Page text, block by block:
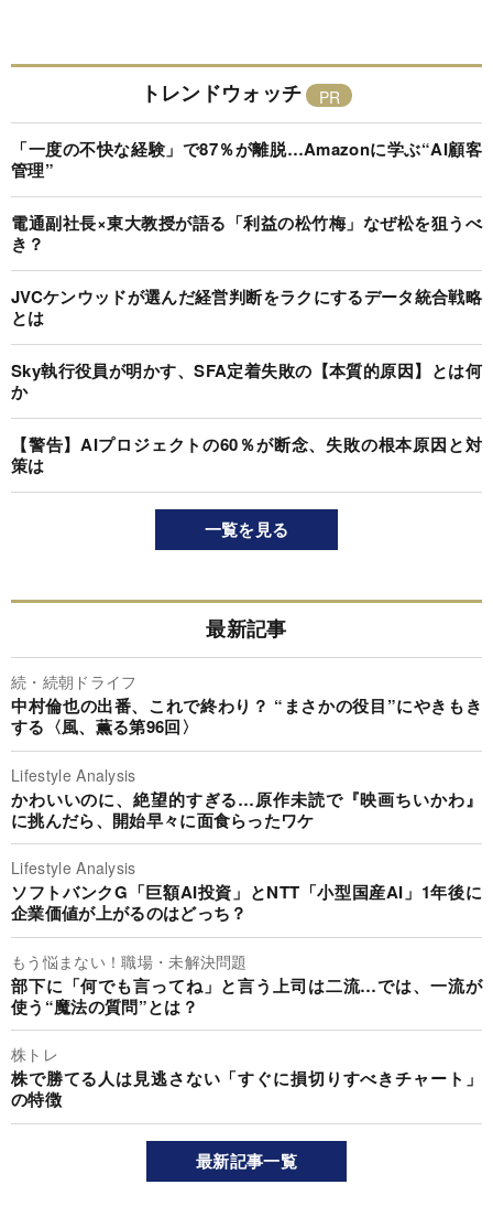
トレンドウォッチ
「一度の不快な経験」で87％が離脱…Amazonに学ぶ“AI顧客
管理”
電通副社長×東大教授が語る「利益の松竹梅」なぜ松を狙うべ
き？
JVCケンウッドが選んだ経営判断をラクにするデータ統合戦略
とは
Sky執行役員が明かす、SFA定着失敗の【本質的原因】とは何
か
【警告】AIプロジェクトの60％が断念、失敗の根本原因と対
策は
一覧を見る
最新記事
続・続朝ドライフ
中村倫也の出番、これで終わり？ “まさかの役目”にやきもき
する〈風、薫る第96回〉
Lifestyle Analysis
かわいいのに、絶望的すぎる…原作未読で『映画ちいかわ』
に挑んだら、開始早々に面食らったワケ
Lifestyle Analysis
ソフトバンクG「巨額AI投資」とNTT「小型国産AI」1年後に
企業価値が上がるのはどっち？
もう悩まない！職場・未解決問題
部下に「何でも言ってね」と言う上司は二流…では、一流が
使う“魔法の質問”とは？
株トレ
株で勝てる人は見逃さない「すぐに損切りすべきチャート」
の特徴
最新記事一覧